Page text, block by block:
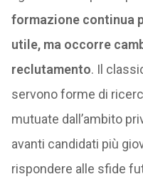
formazione continua
utile, ma occorre
reclutamento. Il
servono forme di
mutuate dall’ambito
avanti candidati più
rispondere alle sfide